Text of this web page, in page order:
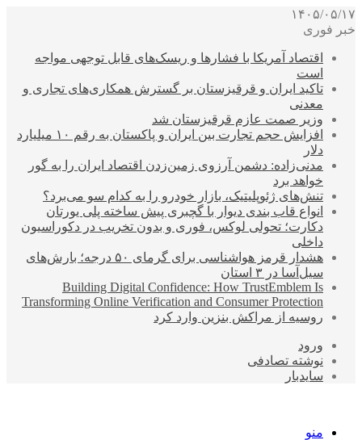
۱۴۰۵/۰۵/۱۷
خبر فوری
اقتصاد آمریکا با فشارها و ریسک‌های قابل توجهی مواجه
است
تاکید ایران و قرقیزستان بر گسترش همکاری‌های تجاری و
معدنی
وزیر صمت عازم قرقیزستان شد
افزایش حجم تجارت بین ایران و پاکستان به رقم ۱۰ میلیارد
دلار
مدنی‌زاده: دشمن آرزوی زمین‌زدن اقتصاد ایران را به گور
خواهد برد
تنش‌های ژئوپلیتیک، بازار خودرو را به کدام سو می‌برد؟
انواع قاب بندی دیوار با گچبری پیش ساخته پلی یورتان
دکارت؛ تحولی لوکس، فوری و بدون تخریب در دکوراسیون
داخلی
هشدار قرمز هواشناسی برای گرمای ۵۰ درجه؛ بارش‌های
سیل‌آسا در ۳ استان
Building Digital Confidence: How TrustEmblem Is
Transforming Online Verification and Consumer Protection
روسیه از مراکش بنزین وارد کرد
ورود
نوشته تصادفی
سایدبار
منو